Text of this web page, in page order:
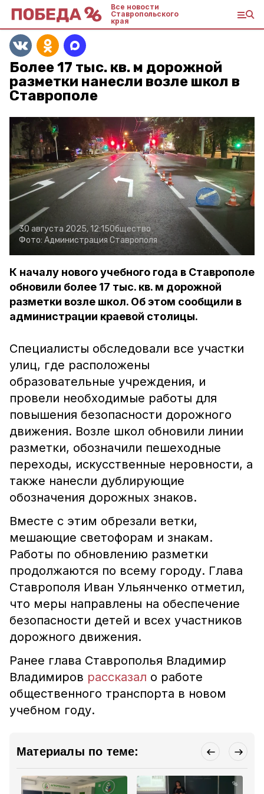
Все новости
Ставропольского
края
Более 17 тыс. кв. м дорожной
разметки нанесли возле школ в
Ставрополе
30 августа 2025, 12:15Общество
Фото: Администрация Ставрополя
К началу нового учебного года в Ставрополе
обновили более 17 тыс. кв. м дорожной
разметки возле школ. Об этом сообщили в
администрации краевой столицы.
Специалисты обследовали все участки
улиц, где расположены
образовательные учреждения, и
провели необходимые работы для
повышения безопасности дорожного
движения. Возле школ обновили линии
разметки, обозначили пешеходные
переходы, искусственные неровности, а
также нанесли дублирующие
обозначения дорожных знаков.
Вместе с этим обрезали ветки,
мешающие светофорам и знакам.
Работы по обновлению разметки
продолжаются по всему городу. Глава
Ставрополя Иван Ульянченко отметил,
что меры направлены на обеспечение
безопасности детей и всех участников
дорожного движения.
Ранее глава Ставрополья Владимир
Владимиров рассказал о работе
общественного транспорта в новом
учебном году.
Материалы по теме: